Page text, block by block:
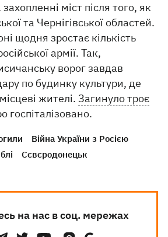
міст після того, як
та Чернігівської областей.
щодня зростає кількість
армії. Так,
ворог завдав
по будинку культури, де
жителі. Загинуло троє
госпіталізовано.
Війна України з Росією
Сєвєродонецьк
на нас в соц. мережах